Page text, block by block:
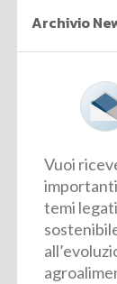
Archivio
Vuoi
temi